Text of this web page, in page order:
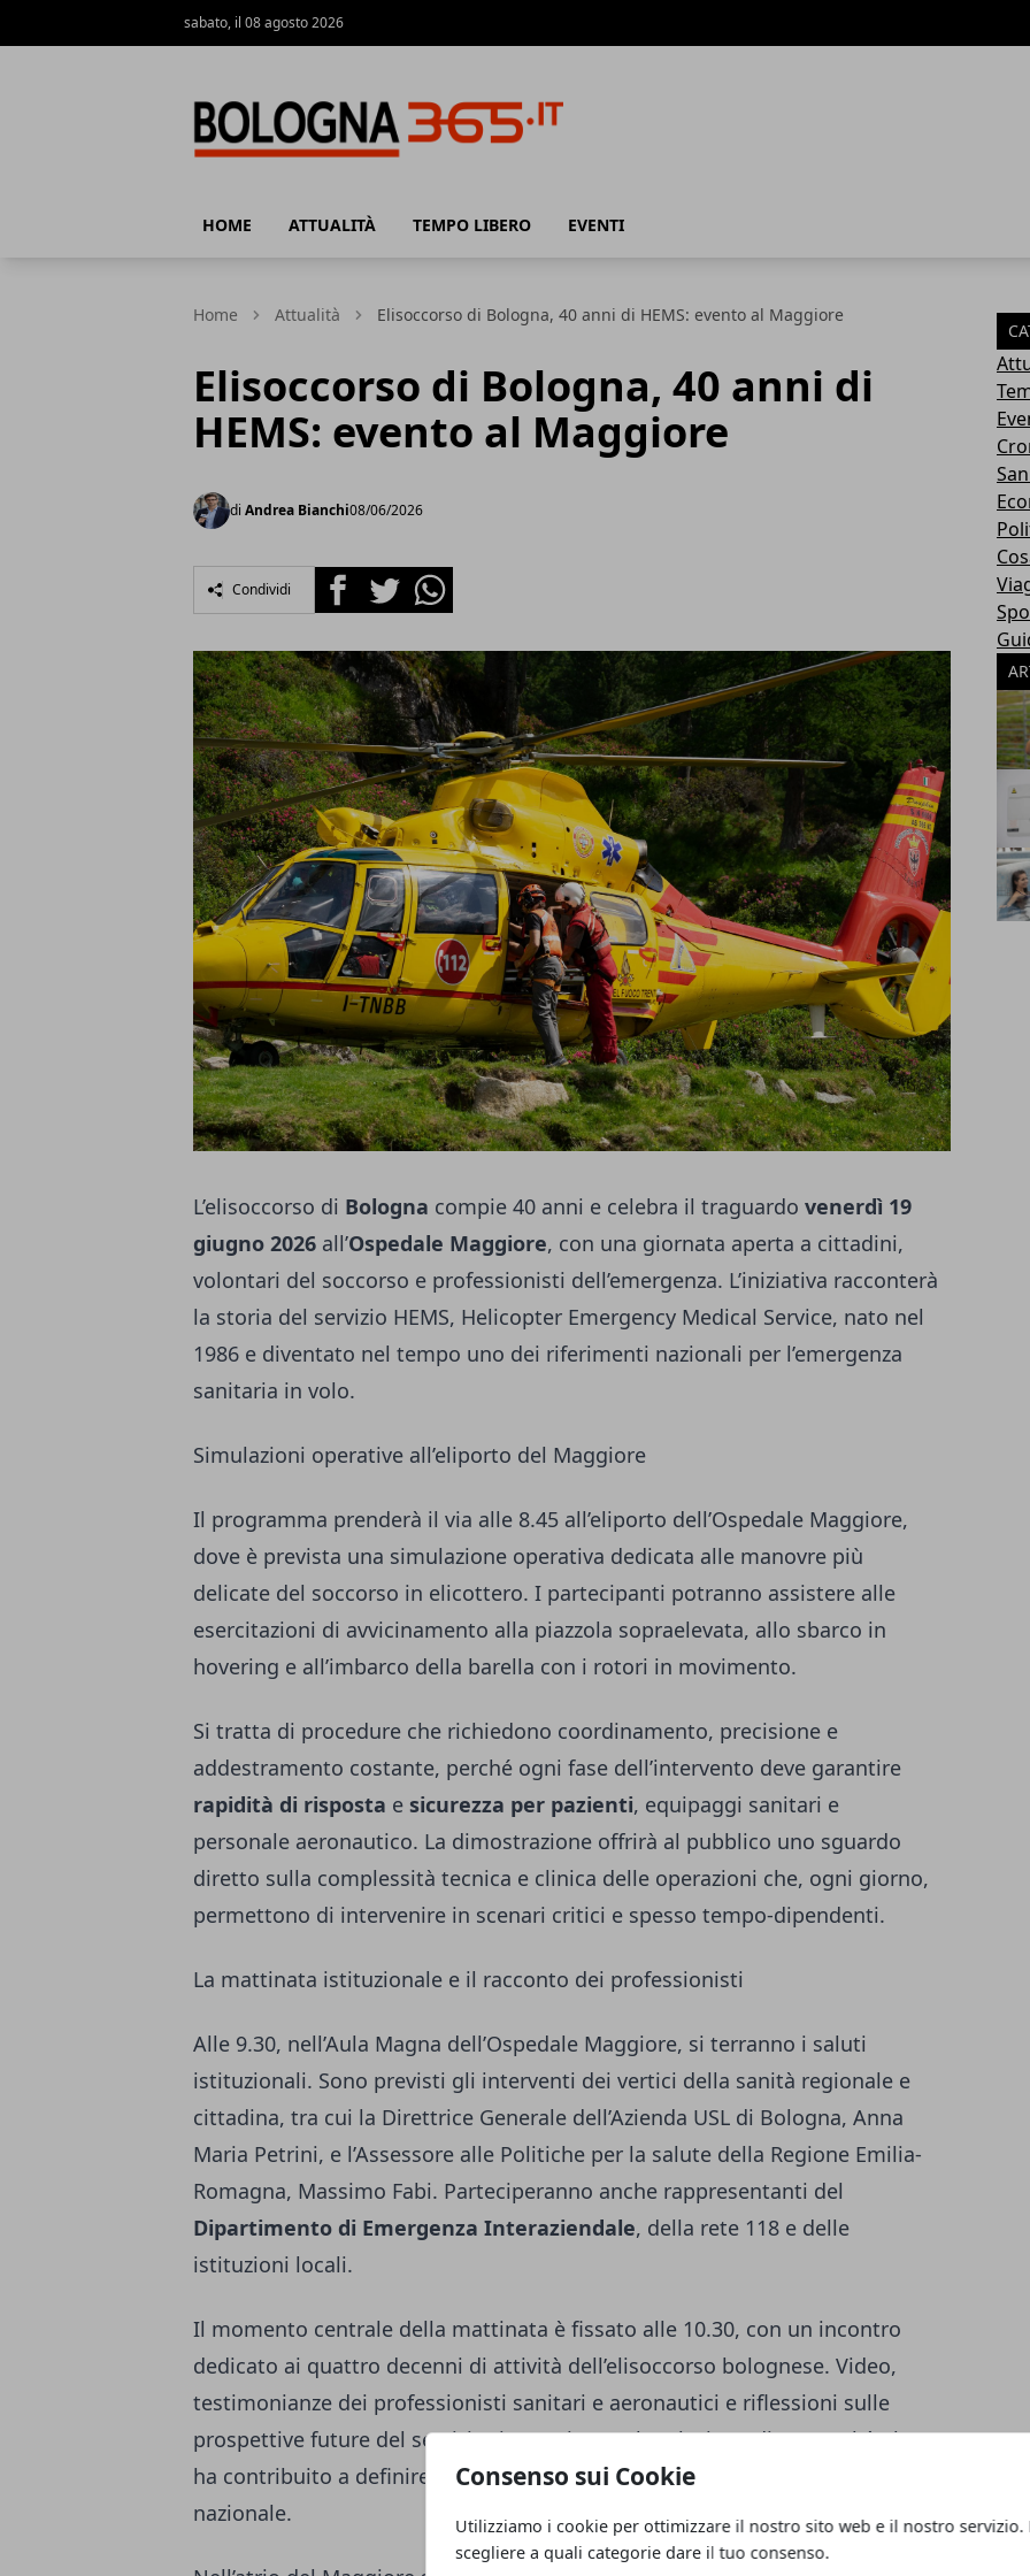
Consenso sui Cookie
Utilizziamo i cookie per ottimizzare il nostro sito web e il nostro servizio.
scegliere a quali categorie dare il tuo consenso.
sabato, il 08 agosto 2026
HOME ATTUALITÀ TEMPO LIBERO EVENTI
Home Attualità Elisoccorso di Bologna, 40 anni di HEMS: evento al Maggiore
Elisoccorso di Bologna, 40 anni di
HEMS: evento al Maggiore
di Andrea Bianchi08/06/2026
Condividi FacebookTwitterWhatsapp
L’elisoccorso di Bologna compie 40 anni e celebra il traguardo venerdì 19
giugno 2026 all’Ospedale Maggiore, con una giornata aperta a cittadini,
volontari del soccorso e professionisti dell’emergenza. L’iniziativa racconterà
la storia del servizio HEMS, Helicopter Emergency Medical Service, nato nel
1986 e diventato nel tempo uno dei riferimenti nazionali per l’emergenza
sanitaria in volo.
Simulazioni operative all’eliporto del Maggiore
Il programma prenderà il via alle 8.45 all’eliporto dell’Ospedale Maggiore,
dove è prevista una simulazione operativa dedicata alle manovre più
delicate del soccorso in elicottero. I partecipanti potranno assistere alle
esercitazioni di avvicinamento alla piazzola sopraelevata, allo sbarco in
hovering e all’imbarco della barella con i rotori in movimento.
Si tratta di procedure che richiedono coordinamento, precisione e
addestramento costante, perché ogni fase dell’intervento deve garantire
rapidità di risposta e sicurezza per pazienti, equipaggi sanitari e
personale aeronautico. La dimostrazione offrirà al pubblico uno sguardo
diretto sulla complessità tecnica e clinica delle operazioni che, ogni giorno,
permettono di intervenire in scenari critici e spesso tempo-dipendenti.
La mattinata istituzionale e il racconto dei professionisti
Alle 9.30, nell’Aula Magna dell’Ospedale Maggiore, si terranno i saluti
istituzionali. Sono previsti gli interventi dei vertici della sanità regionale e
cittadina, tra cui la Direttrice Generale dell’Azienda USL di Bologna, Anna
Maria Petrini, e l’Assessore alle Politiche per la salute della Regione Emilia-
Romagna, Massimo Fabi. Parteciperanno anche rappresentanti del
Dipartimento di Emergenza Interaziendale, della rete 118 e delle
istituzioni locali.
Il momento centrale della mattinata è fissato alle 10.30, con un incontro
dedicato ai quattro decenni di attività dell’elisoccorso bolognese. Video,
testimonianze dei professionisti sanitari e aeronautici e riflessioni sulle
prospettive future del servizio ricostruiranno l’evoluzione di una realtà che
ha contribuito a definire standard organizzativi e clinici poi adottati su scala
nazionale.